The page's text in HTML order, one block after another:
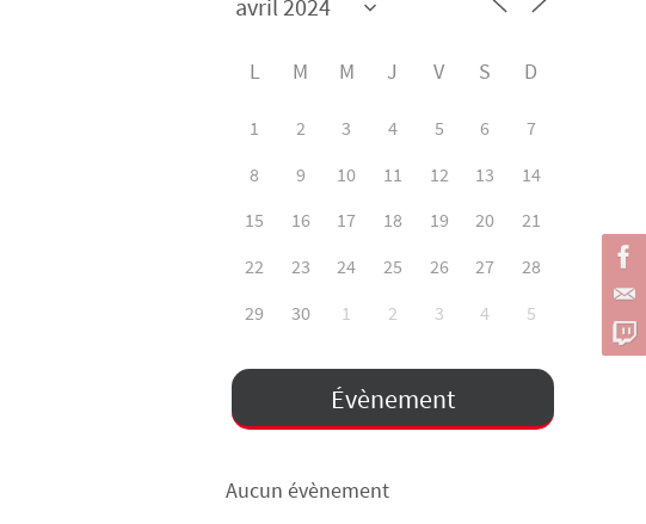
L M M J V S D
1 2 3 4 5 6
7
8
9 10 11 12 13
14
15
16 17 18 19 20
21
22
23 24 25 26 27
28
29
30 1 2 3 4 5
Évènement
Aucun évènement